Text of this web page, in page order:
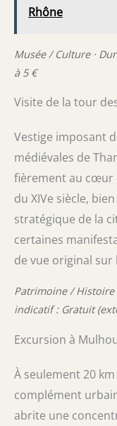
Rhône
Musée / Culture ·
à 5 €
Visite de la tour
Vestige imposant
médiévales de
fièrement au cœur
du XIVe siècle,
stratégique de la
certaines
de vue original sur
Patrimoine / Histoire
indicatif : Gratuit
Excursion à
À seulement 20
complément
abrite une